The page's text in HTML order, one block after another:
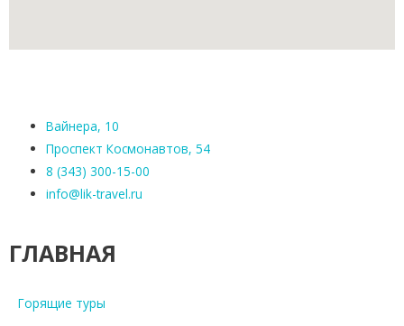
Вайнера, 10
Проспект Космонавтов, 54
8 (343) 300-15-00
info@lik-travel.ru
ГЛАВНАЯ
Горящие туры